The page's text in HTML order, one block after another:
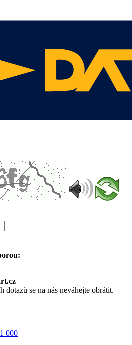
se na nás neváhejte obrátit.
000